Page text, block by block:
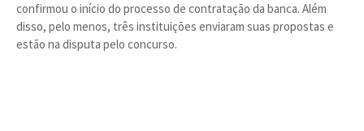
confirmou o início do processo de contratação da banca. Além
disso, pelo menos, três instituições enviaram suas propostas e
estão na disputa pelo concurso.